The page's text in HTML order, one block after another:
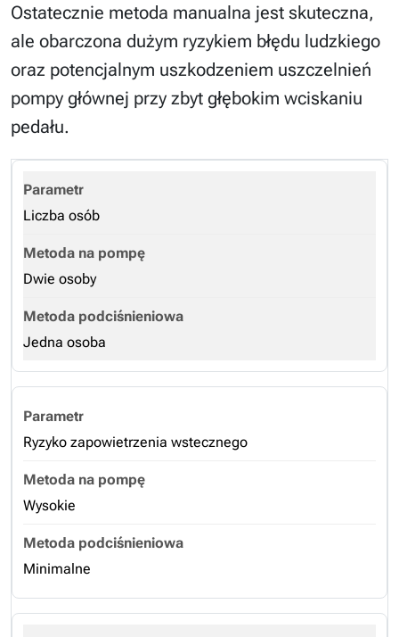
Ostatecznie metoda manualna jest skuteczna,
ale obarczona dużym ryzykiem błędu ludzkiego
oraz potencjalnym uszkodzeniem uszczelnień
pompy głównej przy zbyt głębokim wciskaniu
pedału.
Liczba osób
Dwie osoby
Jedna osoba
Ryzyko zapowietrzenia wstecznego
Wysokie
Minimalne